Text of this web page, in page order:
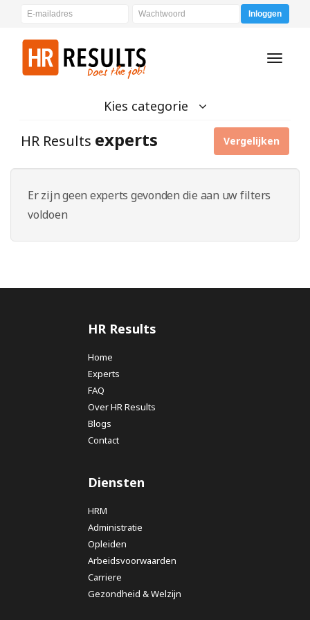
HR Results experts Vergelijken
Kies categorie
Er zijn geen experts gevonden die aan uw filters
voldoen
HR Results
Home
Experts
FAQ
Over HR Results
Blogs
Contact
Diensten
HRM
Administratie
Opleiden
Arbeidsvoorwaarden
Carriere
Gezondheid & Welzijn
Inloggen
Toggle